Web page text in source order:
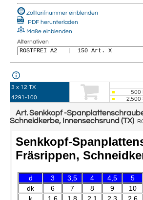
Zolltarifnummer einblenden
PDF herunterladen
Maße einblenden
Alternativen
3 x 12 TX
4291-100
500
2.500
Art. Senkkopf -
Schneidkerbe, Innensechsrund (TX)